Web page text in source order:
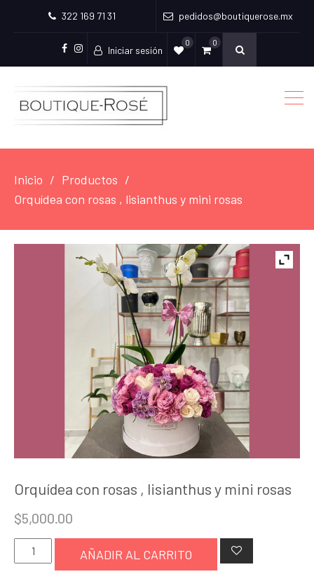
322 169 71 31 pedidos@boutiquerose.mx
Facebook
Instagram
Iniciar sesión
0 0
Inicio
Productos
Orquídea con rosas , lisianthus y mini rosas
Orquídea con rosas , lisianthus y mini rosas
$5,000.00
Orquídea
con
AÑADIR AL CARRITO